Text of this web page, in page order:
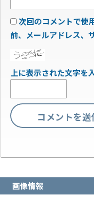
次回のコメントで使
前、メールアドレス、
上に表示された文字を
画像情報